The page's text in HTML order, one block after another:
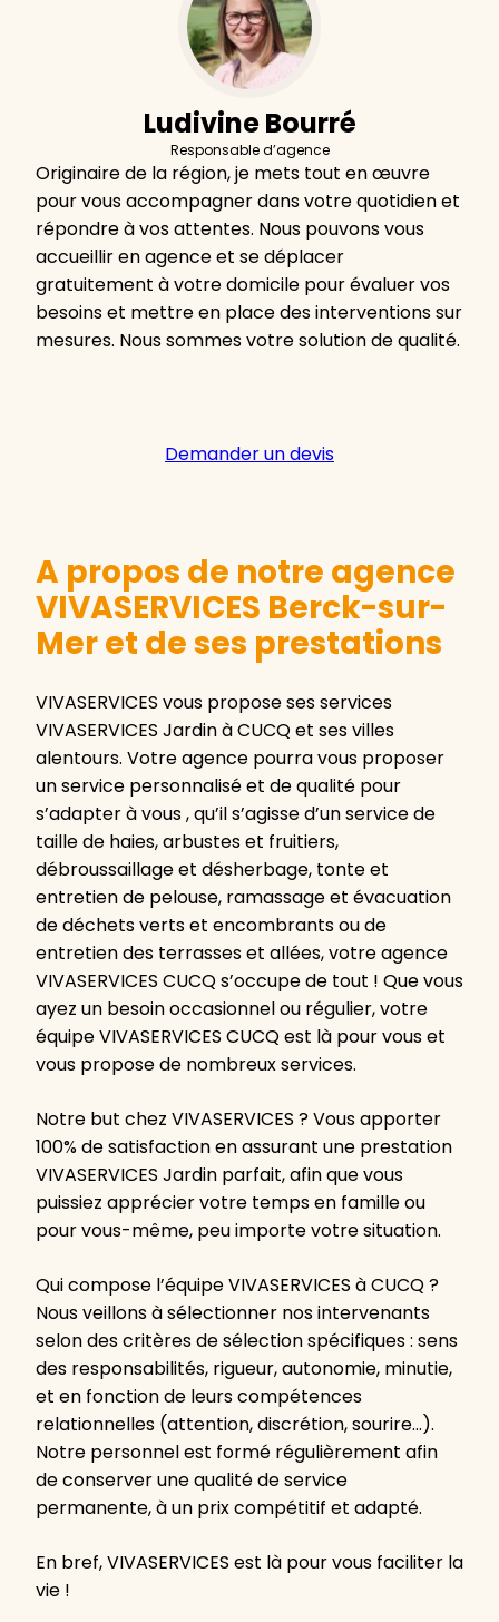
Ludivine Bourré
Responsable d’agence
Originaire de la région, je mets tout en œuvre
pour vous accompagner dans votre quotidien et
répondre à vos attentes. Nous pouvons vous
accueillir en agence et se déplacer
gratuitement à votre domicile pour évaluer vos
besoins et mettre en place des interventions sur
mesures. Nous sommes votre solution de qualité.
Demander un devis
A propos de notre agence
VIVASERVICES Berck-sur-
Mer et de ses prestations
VIVASERVICES vous propose ses services
VIVASERVICES Jardin à CUCQ et ses villes
alentours. Votre agence pourra vous proposer
un service personnalisé et de qualité pour
s’adapter à vous , qu’il s’agisse d’un service de
taille de haies, arbustes et fruitiers,
débroussaillage et désherbage, tonte et
entretien de pelouse, ramassage et évacuation
de déchets verts et encombrants ou de
entretien des terrasses et allées, votre agence
VIVASERVICES CUCQ s’occupe de tout ! Que vous
ayez un besoin occasionnel ou régulier, votre
équipe VIVASERVICES CUCQ est là pour vous et
vous propose de nombreux services.
Notre but chez VIVASERVICES ? Vous apporter
100% de satisfaction en assurant une prestation
VIVASERVICES Jardin parfait, afin que vous
puissiez apprécier votre temps en famille ou
pour vous-même, peu importe votre situation.
Qui compose l’équipe VIVASERVICES à CUCQ ?
Nous veillons à sélectionner nos intervenants
selon des critères de sélection spécifiques : sens
des responsabilités, rigueur, autonomie, minutie,
et en fonction de leurs compétences
relationnelles (attention, discrétion, sourire…).
Notre personnel est formé régulièrement afin
de conserver une qualité de service
permanente, à un prix compétitif et adapté.
En bref, VIVASERVICES est là pour vous faciliter la
vie !